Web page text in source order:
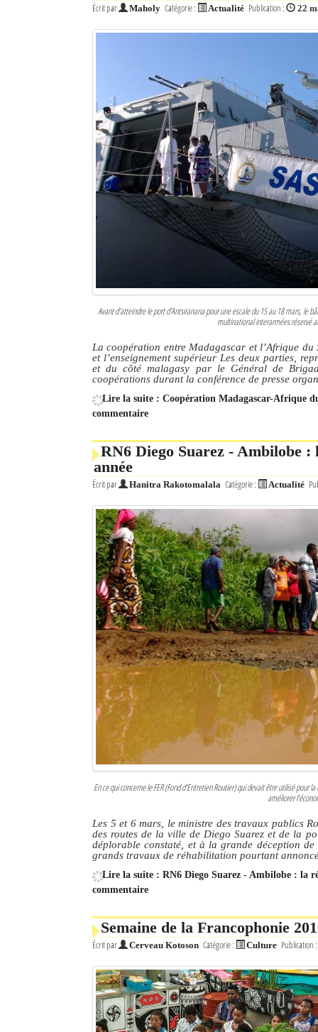
Écrit par Maholy Catégorie : Actualité Publication : 22
Avant d’atteindre le port d’Antsiranana pour une escale du 15 au 18 mars, le
multinational interarmées réservé
La coopération entre Madagascar et l’Afrique
et l’enseignement supérieur Les deux parties,
et du côté malagasy par le Général de
coopérations durant la conférence de presse
Lire la suite : Coopération Madagascar-Afrique
commentaire
RN6 Diego Suarez - Ambilobe
année
Écrit par Hanitra Rakotomalala Catégorie : Actualité
En ce qui concerne le FER (Fond d'Entretien Routier) qui devait être utilisé
améliorer
Les 5 et 6 mars, le ministre des travaux publics
des routes de la ville de Diego Suarez et de la
déplorable constaté, et à la grande déception
grands travaux de réhabilitation pourtant
Lire la suite : RN6 Diego Suarez - Ambilobe : la
commentaire
Semaine de la Francophonie
Écrit par Cerveau Kotoson Catégorie : Culture Publication :